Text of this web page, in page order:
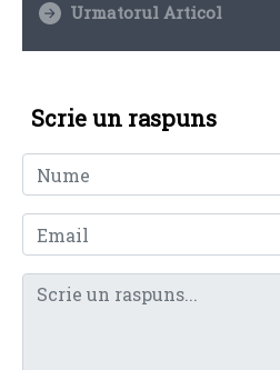
Urmatorul Articol
Scrie un raspuns